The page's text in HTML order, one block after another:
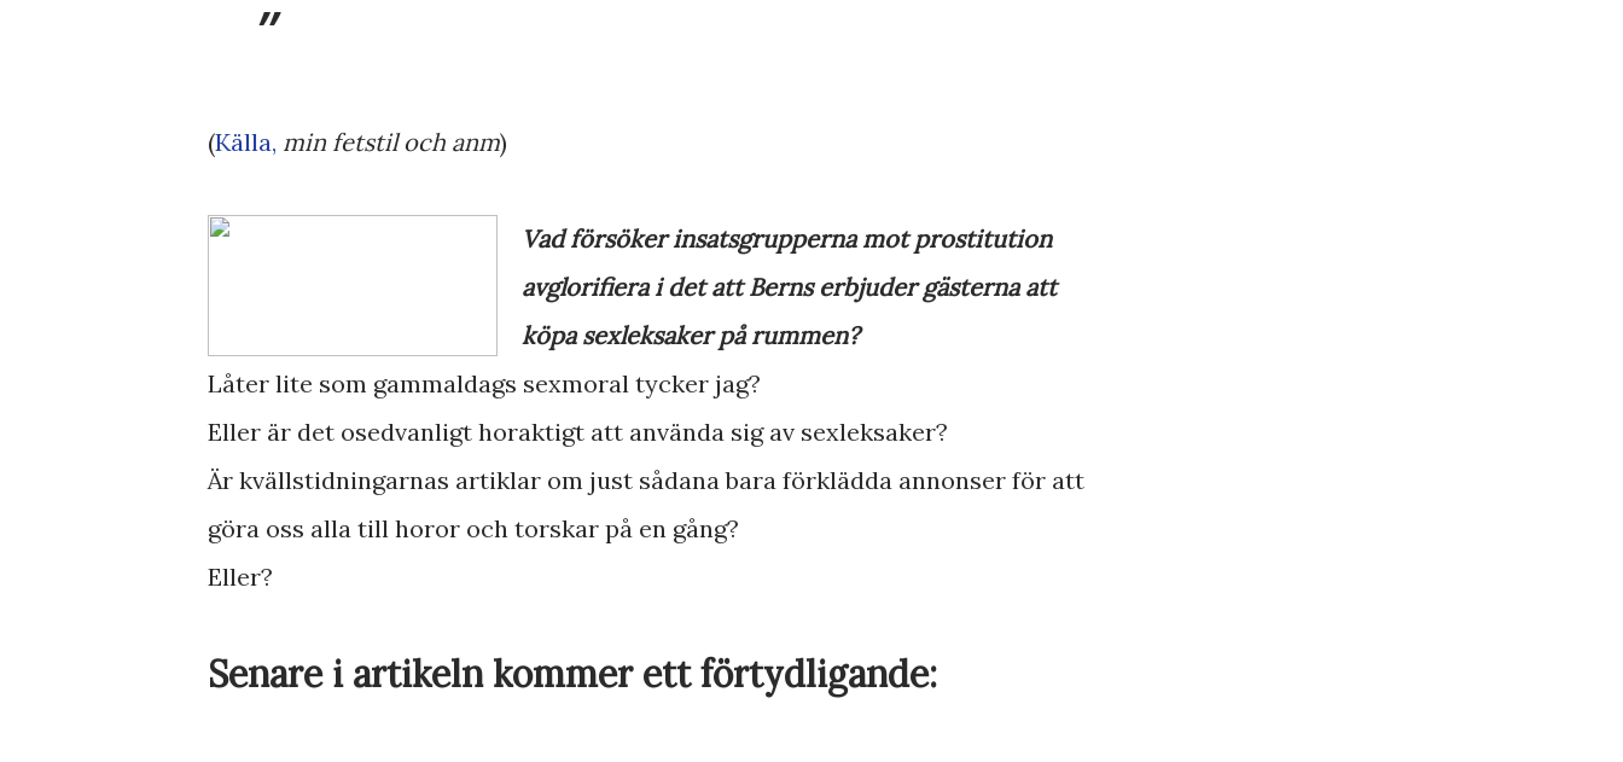
(Källa, min fetstil och anm)
Vad försöker insatsgrupperna mot prostitution
avglorifiera i det att Berns erbjuder gästerna att
köpa sexleksaker på rummen?
Låter lite som gammaldags sexmoral tycker jag?
Eller är det osedvanligt horaktigt att använda sig av sexleksaker?
Är kvällstidningarnas artiklar om just sådana bara förklädda annonser för att
göra oss alla till horor och torskar på en gång?
Eller?
Senare i artikeln kommer ett förtydligande: